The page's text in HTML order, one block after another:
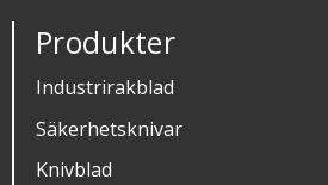
Produkter
Industrirakblad
Säkerhetsknivar
Knivblad